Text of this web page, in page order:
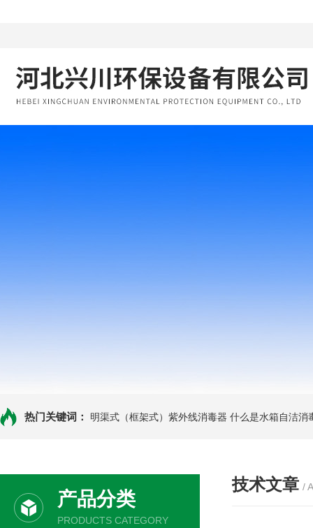
热门关键词： 明渠式（框架式）紫外线消毒器 什么是水箱自洁消
产品分类
PRODUCTS CATEGORY
技术文章 /